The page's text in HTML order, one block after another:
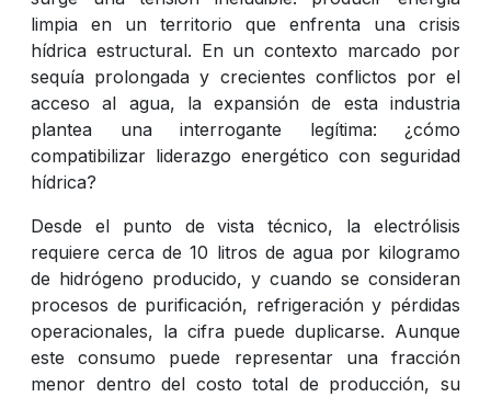
limpia en un territorio que enfrenta una crisis
hídrica estructural. En un contexto marcado por
sequía prolongada y crecientes conflictos por el
acceso al agua, la expansión de esta industria
plantea una interrogante legítima: ¿cómo
compatibilizar liderazgo energético con seguridad
hídrica?
Desde el punto de vista técnico, la electrólisis
requiere cerca de 10 litros de agua por kilogramo
de hidrógeno producido, y cuando se consideran
procesos de purificación, refrigeración y pérdidas
operacionales, la cifra puede duplicarse. Aunque
este consumo puede representar una fracción
menor dentro del costo total de producción, su